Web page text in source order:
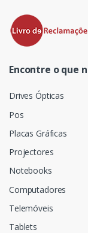
Encontre o que
Drives Ópticas
Pos
Placas Gráficas
Projectores
Notebooks
Computadores
Telemóveis
Tablets